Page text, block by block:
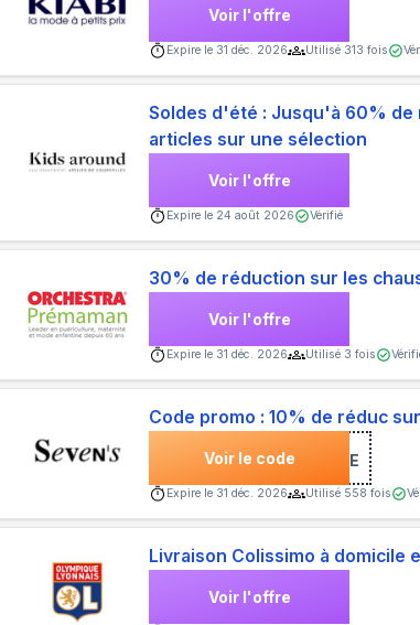
Voir l'offre
Expire le 31 déc. 2026 Utilisé 313 fois
Soldes d'été : Jusqu'à 60%
articles sur une sélection
Voir l'offre
Expire le 24 août 2026 Vérifié
30% de réduction sur les
Voir l'offre
Expire le 31 déc. 2026 Utilisé 3 fois
Code promo : 10% de réduc
Voir le code***COME
Expire le 31 déc. 2026 Utilisé 558 fois
Livraison Colissimo à domicile
Voir l'offre